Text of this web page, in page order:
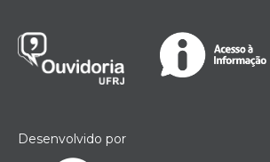
Desenvolvido por